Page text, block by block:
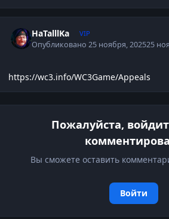
HaTalllKa VIP
Опубликовано25 ноября, 202525
https://wc3.info/WC3Game/Appeals
Пожалуйста,
Вы сможете оставить
Войти